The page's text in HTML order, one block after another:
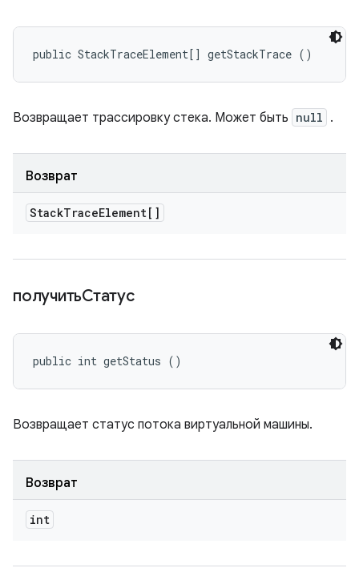
public StackTraceElement[] getStackTrace ()
Возвращает трассировку стека. Может быть null .
Возврат
StackTraceElement[]
получитьСтатус
public int getStatus ()
Возвращает статус потока виртуальной машины.
Возврат
int